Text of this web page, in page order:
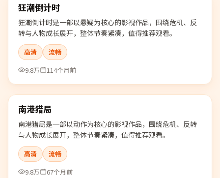
热门
狂潮倒计时
狂潮倒计时是一部以悬疑为核心的影视作品，围绕危机、反
转与人物成长展开，整体节奏紧凑，值得推荐观看。
高清
流畅
9.8万
114个月前
热门
99:19
南港猎局
南港猎局是一部以动作为核心的影视作品，围绕危机、反转
与人物成长展开，整体节奏紧凑，值得推荐观看。
高清
流畅
9.8万
67个月前